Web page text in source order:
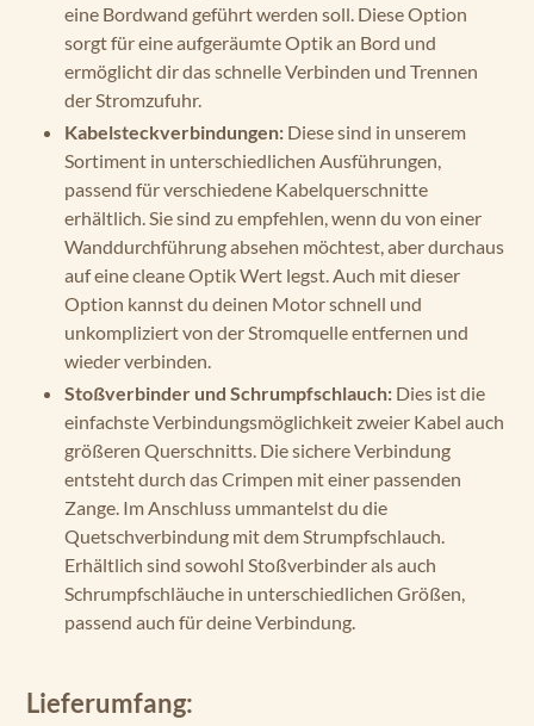
eine Bordwand geführt werden soll. Diese Option
sorgt für eine aufgeräumte Optik an Bord und
ermöglicht dir das schnelle Verbinden und Trennen
der Stromzufuhr.
Kabelsteckverbindungen: Diese sind in unserem
Sortiment in unterschiedlichen Ausführungen,
passend für verschiedene Kabelquerschnitte
erhältlich. Sie sind zu empfehlen, wenn du von einer
Wanddurchführung absehen möchtest, aber durchaus
auf eine cleane Optik Wert legst. Auch mit dieser
Option kannst du deinen Motor schnell und
unkompliziert von der Stromquelle entfernen und
wieder verbinden.
Stoßverbinder und Schrumpfschlauch: Dies ist die
einfachste Verbindungsmöglichkeit zweier Kabel auch
größeren Querschnitts. Die sichere Verbindung
entsteht durch das Crimpen mit einer passenden
Zange. Im Anschluss ummantelst du die
Quetschverbindung mit dem Strumpfschlauch.
Erhältlich sind sowohl Stoßverbinder als auch
Schrumpfschläuche in unterschiedlichen Größen,
passend auch für deine Verbindung.
Lieferumfang: